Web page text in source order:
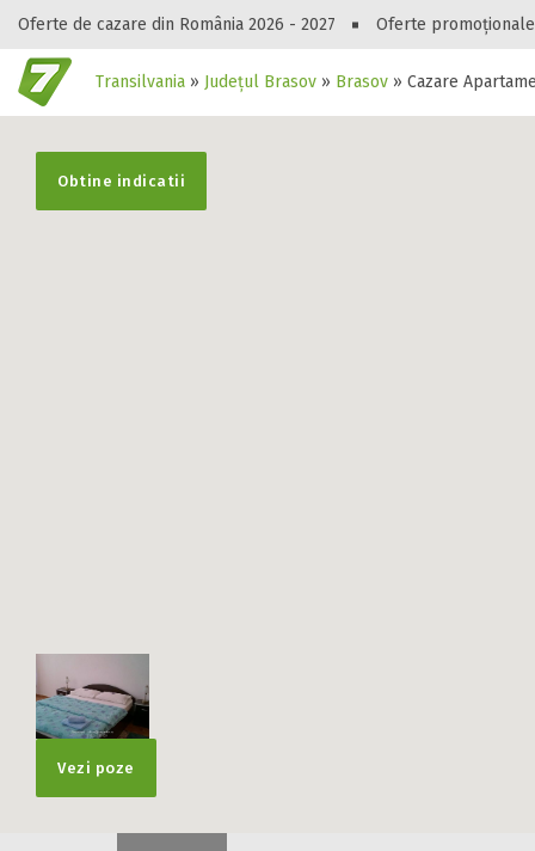
Oferte de cazare din România 2026 - 2027 Oferte promoționale
Transilvania » Județul Brasov » Brasov » Cazare
Gasești
Vezi poze
Obtine indicatii